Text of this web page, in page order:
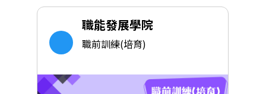
職能發展學院
職前訓練(培育)